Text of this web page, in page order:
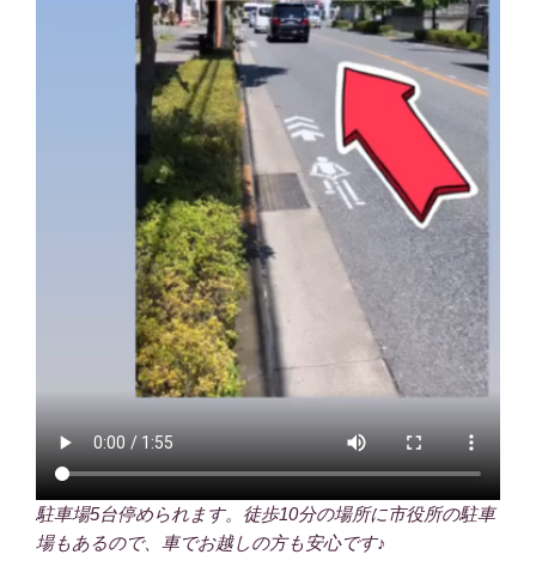
駐車場5台停められます。徒歩10分の場所に市役所の駐車
場もあるので、車でお越しの方も安心です♪